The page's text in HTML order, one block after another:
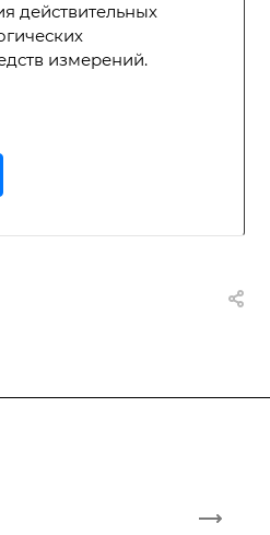
действительных
измерений.